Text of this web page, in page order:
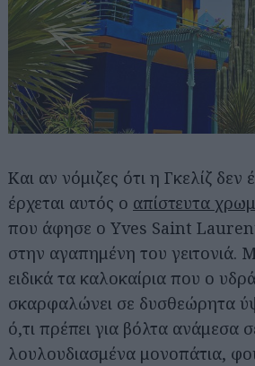
Και αν νόμιζες ότι η Γκελίζ δεν
έρχεται αυτός ο απίστευτα
που άφησε ο Yves Saint
στην αγαπημένη του γειτονιά.
ειδικά τα καλοκαίρια που ο
σκαρφαλώνει σε δυσθεώρητα
ό,τι πρέπει για βόλτα ανάμεσα
λουλουδιασμένα μονοπάτια,